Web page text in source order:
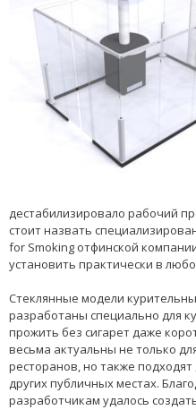
дестабилизировало рабочий
стоит назвать
for Smoking отфинской
установить практически в
Стеклянные модели
разработаны специально для
прожить без сигарет даже
весьма актуальны не только
ресторанов, но также
других публичных местах.
разработчикам удалось